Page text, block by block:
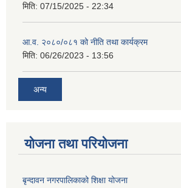
मिति: 07/15/2025 - 22:34
आ.व. २०८०/०८१ को नीति तथा कार्यक्रम
मिति: 06/26/2023 - 13:56
अन्य
योजना तथा परियोजना
बृन्दावन नगरपालिकाको शिक्षा योजना